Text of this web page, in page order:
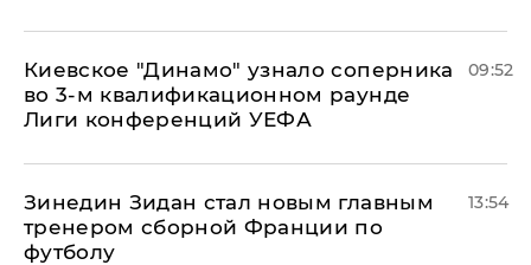
Киевское "Динамо" узнало соперника
во 3-м квалификационном раунде
Лиги конференций УЕФА
09:52
Зинедин Зидан стал новым главным
тренером сборной Франции по
футболу
13:54